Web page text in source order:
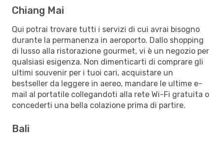
Chiang Mai
Qui potrai trovare tutti i servizi di cui avrai bisogno
durante la permanenza in aeroporto. Dallo shopping
di lusso alla ristorazione gourmet, vi è un negozio per
qualsiasi esigenza. Non dimenticarti di comprare gli
ultimi souvenir per i tuoi cari, acquistare un
bestseller da leggere in aereo, mandare le ultime e-
mail al portatile collegandoti alla rete Wi-Fi gratuita o
concederti una bella colazione prima di partire.
Bali